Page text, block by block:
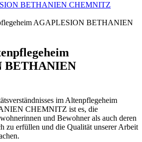
BETHANIEN CHEMNITZ
AGAPLESION BETHANIEN
BETHANIEN
im Altenpflegeheim
CHEMNITZ ist es, die
und Bewohner als auch deren
zu erfüllen und die Qualität unserer Arbeit